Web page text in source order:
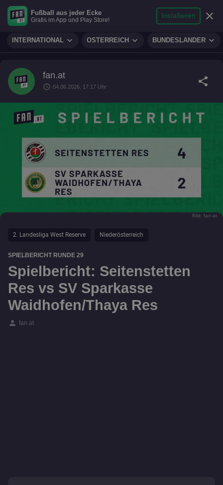
sports_soccer FUSSBALLexpand_more search
Suche
micro
Reporter
person
Login
INTERNATIONAL expand_more ÖSTERREICH expand_more BUNDESLÄNDER expand_more
Fußball aus jeder Ecke
Gratis im App und Play Store!
Installieren close
fan.at
schedule 04.06.2026, 17:17 Uhr share
Bild: fan-at
2. Landesliga West Reserve Niederösterreich
SPIELBERICHT RUNDE 29
Spielbericht: Seitenstetten
Res vs SV Sparkasse
Waidhofen/Thaya Res
person fan.at